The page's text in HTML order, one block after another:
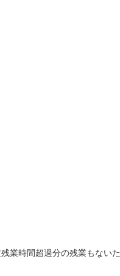
業時間超過分の残業もないた